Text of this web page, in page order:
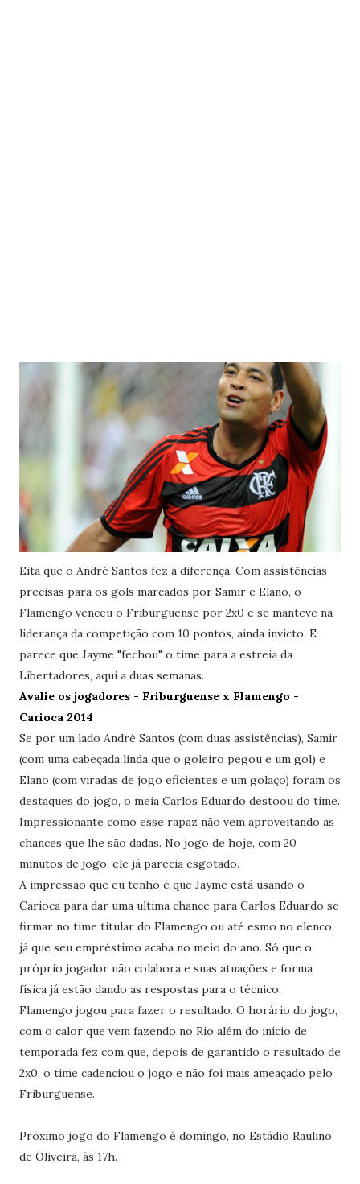
Eita que o André Santos fez a diferença. Com assistências
precisas para os gols marcados por Samir e Elano, o
Flamengo venceu o Friburguense por 2x0 e se manteve na
liderança da competição com 10 pontos, ainda invicto. E
parece que Jayme "fechou" o time para a estreia da
Libertadores, aqui a duas semanas.
Avalie os jogadores - Friburguense x Flamengo -
Carioca 2014
Se por um lado André Santos (com duas assistências), Samir
(com uma cabeçada linda que o goleiro pegou e um gol) e
Elano (com viradas de jogo eficientes e um golaço) foram os
destaques do jogo, o meia Carlos Eduardo destoou do time.
Impressionante como esse rapaz não vem aproveitando as
chances que lhe são dadas. No jogo de hoje, com 20
minutos de jogo, ele já parecia esgotado.
A impressão que eu tenho é que Jayme está usando o
Carioca para dar uma ultima chance para Carlos Eduardo se
firmar no time titular do Flamengo ou até esmo no elenco,
já que seu empréstimo acaba no meio do ano. Só que o
próprio jogador não colabora e suas atuações e forma
física já estão dando as respostas para o técnico.
Flamengo jogou para fazer o resultado. O horário do jogo,
com o calor que vem fazendo no Rio além do início de
temporada fez com que, depois de garantido o resultado de
2x0, o time cadenciou o jogo e não foi mais ameaçado pelo
Friburguense.
Próximo jogo do Flamengo é domingo, no Estádio Raulino
de Oliveira, às 17h.